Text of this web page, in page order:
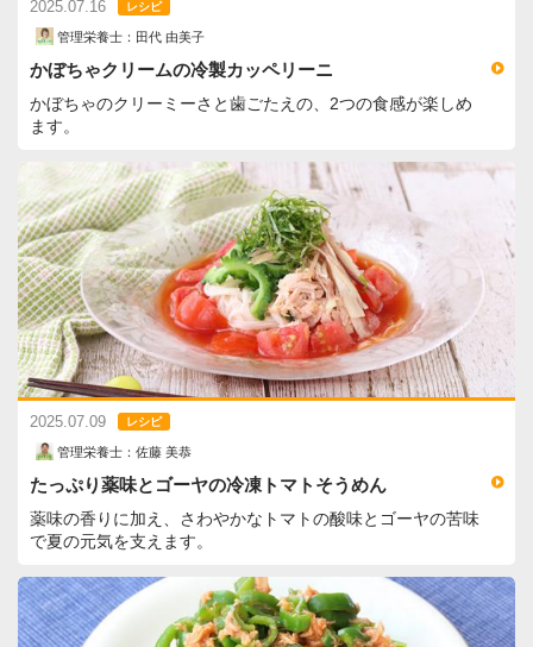
2025.07.16 レシピ
管理栄養士：田代 由美子
かぼちゃクリームの冷製カッペリーニ
かぼちゃのクリーミーさと歯ごたえの、2つの食感が楽しめ
ます。
2025.07.09 レシピ
管理栄養士：佐藤 美恭
たっぷり薬味とゴーヤの冷凍トマトそうめん
薬味の香りに加え、さわやかなトマトの酸味とゴーヤの苦味
で夏の元気を支えます。